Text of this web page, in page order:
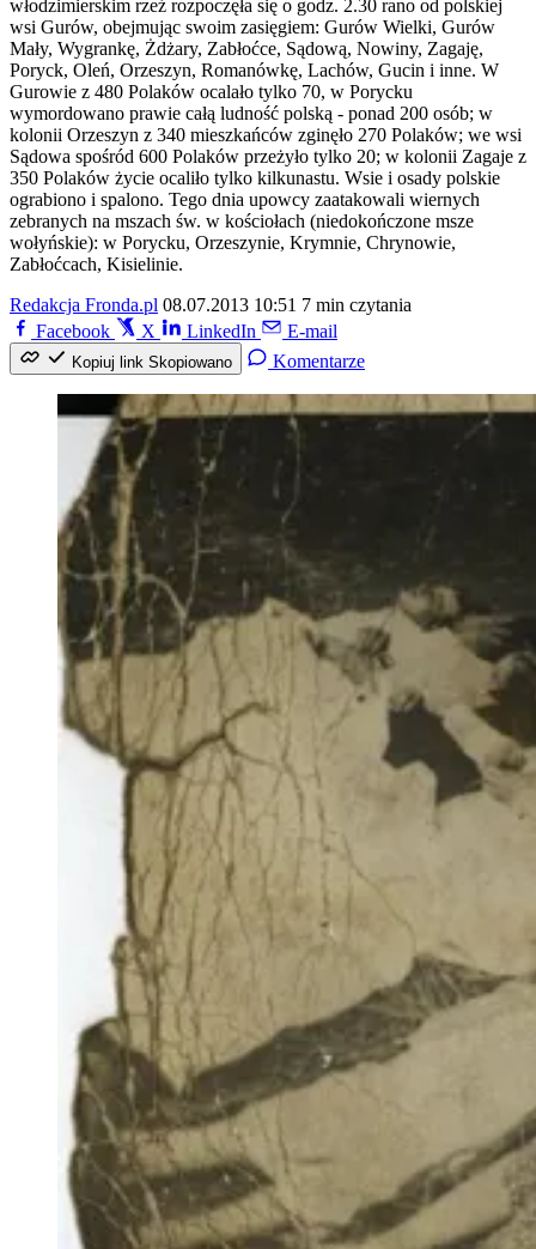
włodzimierskim rzeź rozpoczęła się o godz. 2.30 rano od polskiej
wsi Gurów, obejmując swoim zasięgiem: Gurów Wielki, Gurów
Mały, Wygrankę, Żdżary, Zabłoćce, Sądową, Nowiny, Zagaję,
Poryck, Oleń, Orzeszyn, Romanówkę, Lachów, Gucin i inne. W
Gurowie z 480 Polaków ocalało tylko 70, w Porycku
wymordowano prawie całą ludność polską - ponad 200 osób; w
kolonii Orzeszyn z 340 mieszkańców zginęło 270 Polaków; we wsi
Sądowa spośród 600 Polaków przeżyło tylko 20; w kolonii Zagaje z
350 Polaków życie ocaliło tylko kilkunastu. Wsie i osady polskie
ograbiono i spalono. Tego dnia upowcy zaatakowali wiernych
zebranych na mszach św. w kościołach (niedokończone msze
wołyńskie): w Porycku, Orzeszynie, Krymnie, Chrynowie,
Zabłoćcach, Kisielinie.
Redakcja Fronda.pl 08.07.2013 10:51 7 min czytania
Facebook
X LinkedIn E-mail
Kopiuj link Skopiowano Komentarze